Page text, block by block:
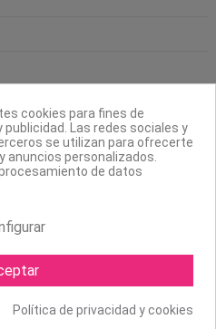
cookies para fines de
Las redes sociales y
se utilizan para ofrecerte
anuncios personalizados.
de datos
Política de privacidad y cookies